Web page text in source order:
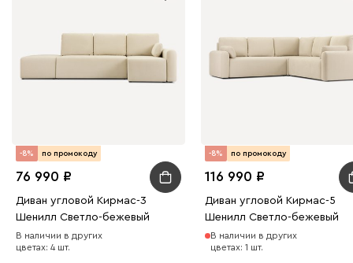
-8% по промокоду
76 990
Диван угловой Кирмас-3
Шенилл Светло-бежевый
В наличии в других
цветах: 4 шт.
-8% по промокоду
116 990
Диван угловой Кирмас-5
Шенилл Светло-бежевый
В наличии в других
цветах: 1 шт.